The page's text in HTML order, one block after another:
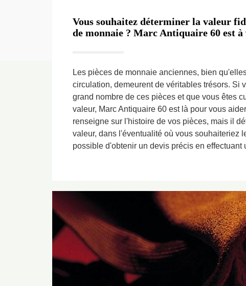
Vous souhaitez déterminer la valeur
de monnaie ? Marc Antiquaire 60 est
Les pièces de monnaie anciennes, bien
circulation, demeurent de véritables trésors. Si
grand nombre de ces pièces et que vous êtes
valeur, Marc Antiquaire 60 est là pour vous
renseigne sur l'histoire de vos pièces, mais il
valeur, dans l'éventualité où vous souhaiteriez
possible d'obtenir un devis précis en effectuant